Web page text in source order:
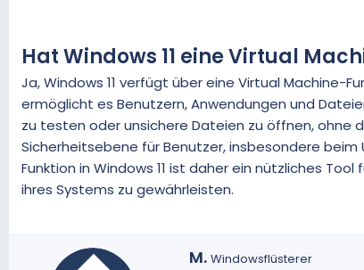
Hat Windows 11 eine Virtual
Ja, Windows 11 verfügt über eine Virtual Machine-
ermöglicht es Benutzern, Anwendungen und
zu testen oder unsichere Dateien zu öffnen,
Sicherheitsebene für Benutzer, insbesondere
Funktion in Windows 11 ist daher ein nützliches
ihres Systems zu gewährleisten.
G
M. Windowsflüsterer